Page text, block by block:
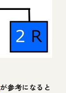
が参考になると